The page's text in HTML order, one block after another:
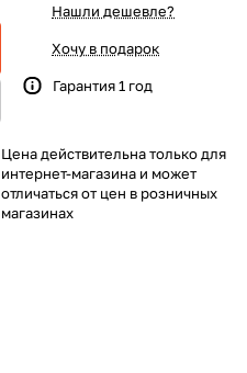
Нашли дешевле?
Хочу в подарок
Гарантия 1 год
Цена действительна только для
интернет-магазина и может
отличаться от цен в розничных
магазинах